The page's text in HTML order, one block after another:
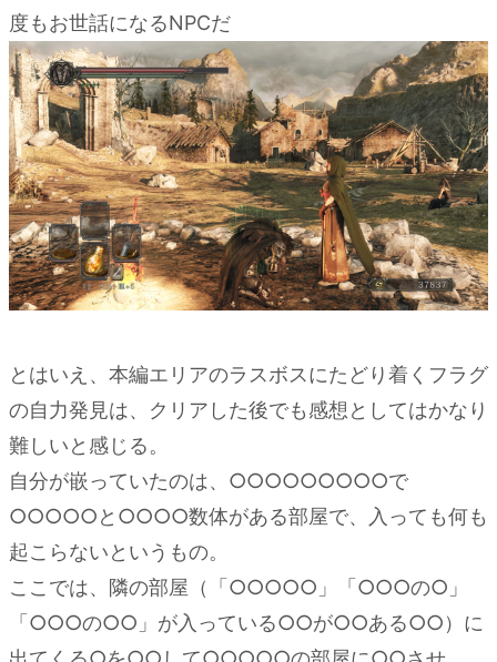
度もお世話になるNPCだ
とはいえ、本編エリアのラスボスにたどり着くフラグ
の自力発見は、クリアした後でも感想としてはかなり
難しいと感じる。
自分が嵌っていたのは、○○○○○○○○○で
○○○○○と○○○○数体がある部屋で、入っても何も
起こらないというもの。
ここでは、隣の部屋（「○○○○○」「○○○の○」
「○○○の○○」が入っている○○が○○ある○○）に